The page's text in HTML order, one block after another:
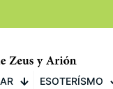
ESOTERÍSMO